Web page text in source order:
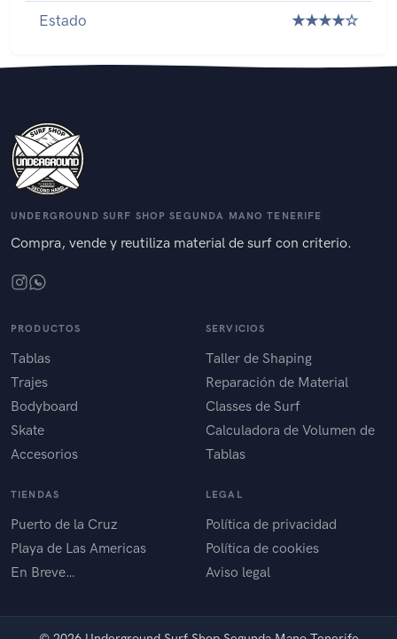
Estado ★★★★☆
UNDERGROUND SURF SHOP SEGUNDA MANO TENERIFE
Compra, vende y reutiliza material de surf con criterio.
PRODUCTOS
Tablas
Trajes
Bodyboard
Skate
Accesorios
SERVICIOS
Taller de Shaping
Reparación de Material
Classes de Surf
Calculadora de Volumen de
Tablas
TIENDAS
Puerto de la Cruz
Playa de Las Americas
En Breve…
LEGAL
Política de privacidad
Política de cookies
Aviso legal